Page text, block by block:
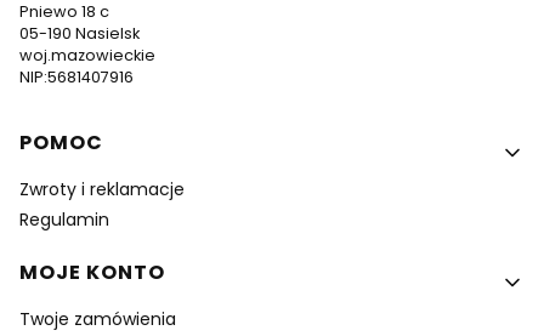
Pniewo 18 c
05-190 Nasielsk
woj.mazowieckie
NIP:5681407916
Linki w stopce
POMOC
Zwroty i reklamacje
Regulamin
MOJE KONTO
Twoje zamówienia